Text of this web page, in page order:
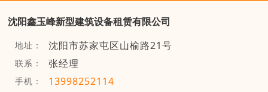
沈阳鑫玉峰新型建筑设备租赁有限公司
地址： 沈阳市苏家屯区山榆路21号
联系： 张经理
手机：
13998252114